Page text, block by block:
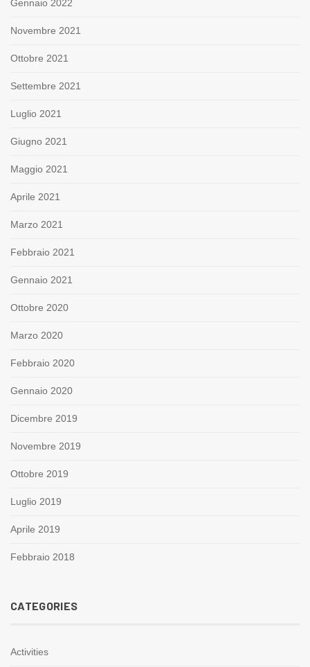
Gennaio 2022
Novembre 2021
Ottobre 2021
Settembre 2021
Luglio 2021
Giugno 2021
Maggio 2021
Aprile 2021
Marzo 2021
Febbraio 2021
Gennaio 2021
Ottobre 2020
Marzo 2020
Febbraio 2020
Gennaio 2020
Dicembre 2019
Novembre 2019
Ottobre 2019
Luglio 2019
Aprile 2019
Febbraio 2018
CATEGORIES
Activities